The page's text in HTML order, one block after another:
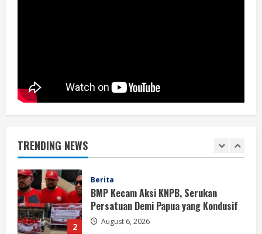
TRENDING NEWS
2
Berita
BMP Kecam Aksi KNPB, Serukan
3
Perang Algoritma AI Makin Kompleks,
Publik Diminta Verifikasi Informasi
Digital
August 6, 2026